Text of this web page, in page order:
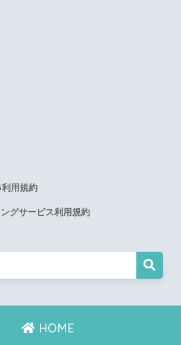
用規約
グサービス利用規約
HOME